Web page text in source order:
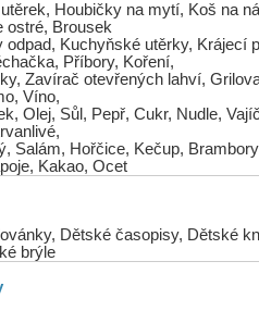
Houbičky na mytí, Koš na
ostré, Brousek
odpad, Kuchyňské utěrky, Krájecí
Příbory, Koření,
Zavírač otevřených lahví,
Víno,
Olej, Sůl, Pepř, Cukr, Nudle,
Salám, Hořčice, Kečup,
Kakao, Ocet
Dětské časopisy, Dětské
brýle